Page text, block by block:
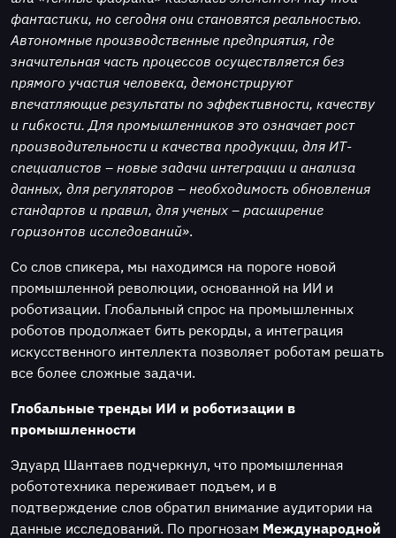
фантастики, но сегодня они становятся реальностью.
Автономные производственные предприятия, где
значительная часть процессов осуществляется без
прямого участия человека, демонстрируют
впечатляющие результаты по эффективности, качеству
и гибкости. Для промышленников это означает рост
производительности и качества продукции, для ИТ-
специалистов – новые задачи интеграции и анализа
данных, для регуляторов – необходимость обновления
стандартов и правил, для ученых – расширение
горизонтов исследований».
Со слов спикера, мы находимся на пороге новой
промышленной революции, основанной на ИИ и
роботизации. Глобальный спрос на промышленных
роботов продолжает бить рекорды, а интеграция
искусственного интеллекта позволяет роботам решать
все более сложные задачи.
Глобальные тренды ИИ и роботизации в
промышленности
Эдуард Шантаев подчеркнул, что промышленная
робототехника переживает подъем, и в
подтверждение слов обратил внимание аудитории на
данные исследований. По прогнозам Международной